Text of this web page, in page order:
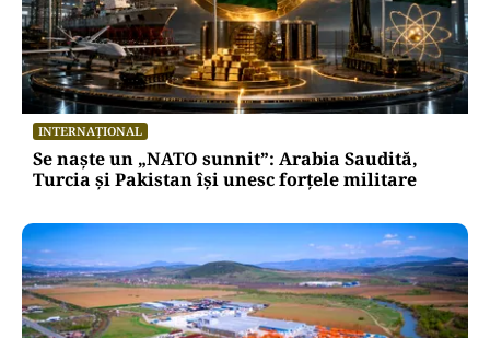
INTERNAȚIONAL
Se naște un „NATO sunnit”: Arabia Saudită,
Turcia și Pakistan își unesc forțele militare